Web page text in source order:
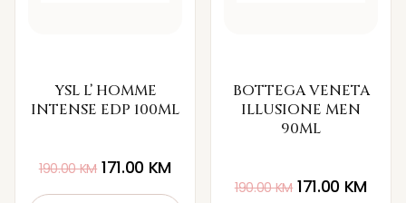
YSL L’ HOMME
INTENSE EDP 100ML
190.00KM 171.00 KM
BOTTEGA VENETA
ILLUSIONE MEN
90ML
190.00KM 171.00 KM